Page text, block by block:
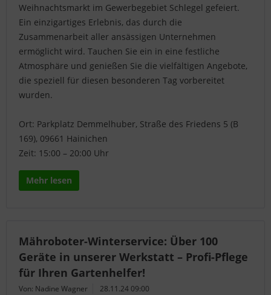
Weihnachtsmarkt im Gewerbegebiet Schlegel gefeiert.
Ein einzigartiges Erlebnis, das durch die
Zusammenarbeit aller ansässigen Unternehmen
ermöglicht wird. Tauchen Sie ein in eine festliche
Atmosphäre und genießen Sie die vielfältigen Angebote,
die speziell für diesen besonderen Tag vorbereitet
wurden.
Ort: Parkplatz Demmelhuber, Straße des Friedens 5 (B
169), 09661 Hainichen
Zeit: 15:00 – 20:00 Uhr
Mehr lesen
Mähroboter-Winterservice: Über 100
Geräte in unserer Werkstatt – Profi-Pflege
für Ihren Gartenhelfer!
Von: Nadine Wagner 28.11.24 09:00